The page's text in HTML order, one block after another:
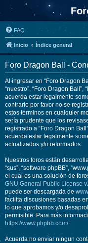
FAQ
Inicio Índice general
Foro Dragon Ball -
Al ingresar en “Foro Dragon
“nuestro”, “Foro Dragon Ball”,
acuerda estar legalmente
contrario por favor no se
estos términos en cualquier
sería prudente que los
registrado a “Foro Dragon
acuerda estar legalmente
actualizados y/o reformados.
Nuestros foros están
“sus”, “software phpBB”,
el cual es una solución de
GNU General Public License
puede ser descargada de
facilita discusiones basadas
lo que aprobamos y/o
permisible. Para más
https://www.phpbb.com/.
Acuerda no enviar ningun